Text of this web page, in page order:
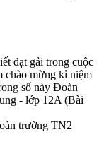
đạt gải trong cuộc
chào mừng kỉ niệm
số này Đoàn
- lớp 12A (Bài
trường TN2